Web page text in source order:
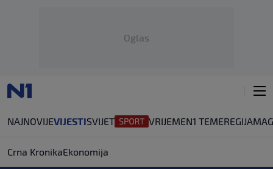
Oglas
NAJNOVIJEVIJESTISVIJET VRIJEMEN1 TEMEREGIJA
Crna KronikaEkonomija